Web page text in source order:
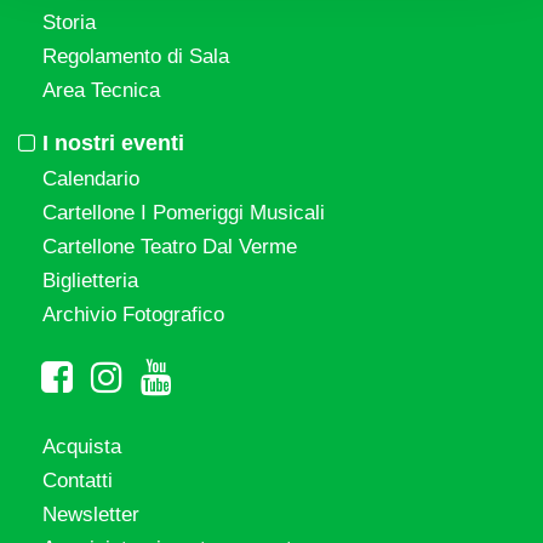
Storia
Regolamento di Sala
Area Tecnica
I nostri eventi
Calendario
Cartellone I Pomeriggi Musicali
Cartellone Teatro Dal Verme
Biglietteria
Archivio Fotografico
Acquista
Contatti
Newsletter